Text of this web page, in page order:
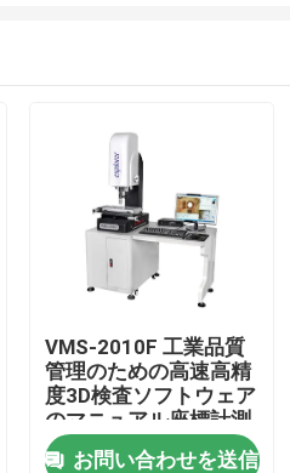
VMS-2010F 工業品質
管理のための高速高精
度3D検査ソフトウェア
のマニュアル座標計測
機
お問い合わせを送信